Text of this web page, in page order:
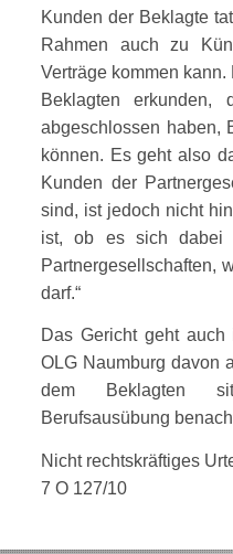
Kunden der Beklagte
Rahmen auch zu
Verträge kommen
Beklagten erkunden,
abgeschlossen haben,
können. Es geht also
Kunden der
sind, ist jedoch nicht
ist, ob es sich dabei
Partnergesellschaften,
darf.“
Das Gericht geht
OLG Naumburg davon
dem Beklagten
Berufsausübung
Nicht rechtskräftiges
7 O 127/10